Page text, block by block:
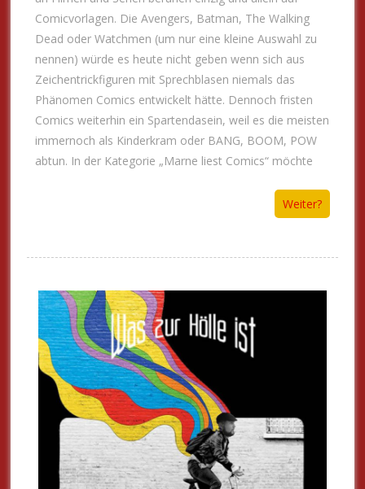
Comicvorlagen. Die Avengers, Batman, The Walking
Dead oder Watchmen (um nur eine kleine Auswahl zu
nennen) würde es heute nicht geben wenn sich aus
Zeichentrickfiguren mit Sprechblasen niemals das
Phänomen Comics entwickelt hätte. Dennoch fristen
Comics weiterhin ein Spartendasein, weil es die meisten
immernoch als Kinderkram oder BANG, BOOM, POW
abtun. In der Kategorie „Marne liest Comics“ möchte
Weiter?